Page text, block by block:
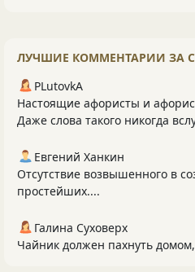
ЛУЧШИЕ КОММЕНТАРИИ ЗА
PLutоvkА
Настоящие афористы и
Даже слова такого никогда
Евгений Ханкин
Отсутствие возвышенного в
простейших....
Галина Суховерх
Чайник должен пахнуть